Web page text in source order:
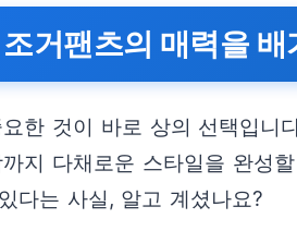
거팬츠의 매력을
한 것이 바로 상의 선택입니
지 다채로운 스타일을 완성
다는 사실, 알고 계셨나요?